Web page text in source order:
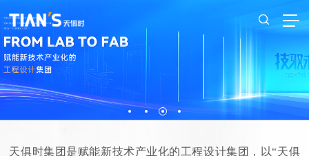
天俱时集团是赋能新技术产业化的工程设计集团，以“天俱